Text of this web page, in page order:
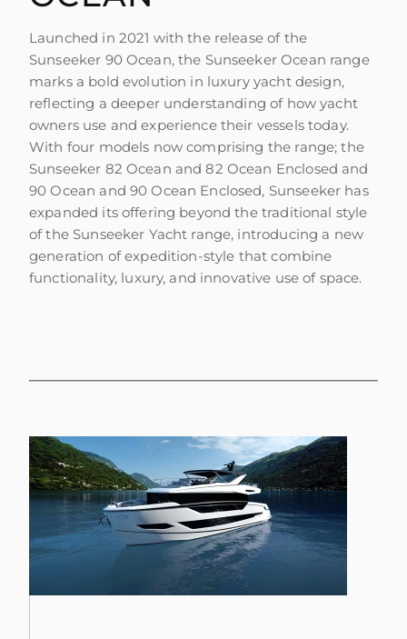
Launched in 2021 with the release of the
Sunseeker 90 Ocean, the Sunseeker Ocean range
marks a bold evolution in luxury yacht design,
reflecting a deeper understanding of how yacht
owners use and experience their vessels today.
With four models now comprising the range; the
Sunseeker 82 Ocean and 82 Ocean Enclosed and
90 Ocean and 90 Ocean Enclosed, Sunseeker has
expanded its offering beyond the traditional style
of the Sunseeker Yacht range, introducing a new
generation of expedition-style that combine
functionality, luxury, and innovative use of space.